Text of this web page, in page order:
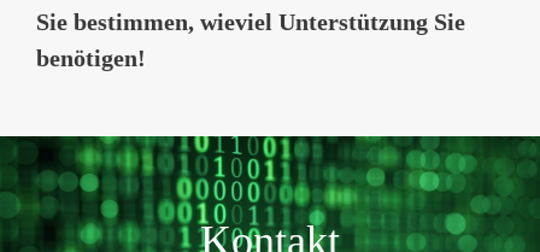
Sie bestimmen, wieviel Unterstützung Sie
benötigen!
Kontakt